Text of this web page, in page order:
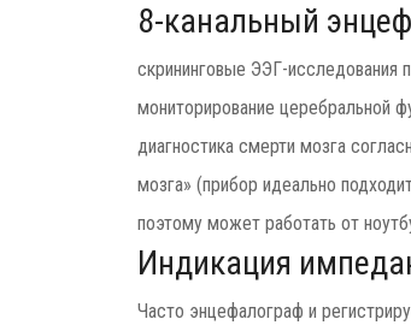
8-канальный
скрининговые ЭЭГ-исследования
мониторирование церебральной
диагностика смерти мозга
мозга» (прибор идеально
поэтому может работать от
Индикация
Часто энцефалограф и